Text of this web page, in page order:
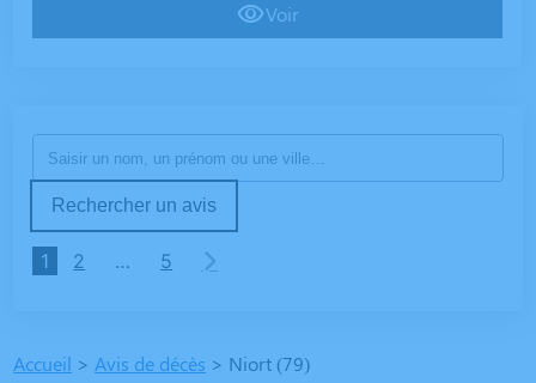
Voir
Rechercher un avis
1 2 … 5
Accueil > Avis de décès > Niort (79)